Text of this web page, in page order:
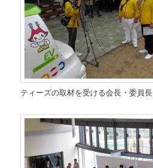
ティーズの取材を受ける会長・委員長